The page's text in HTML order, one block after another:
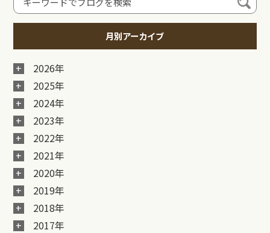
月別アーカイブ
2026年
2025年
2024年
2023年
2022年
2021年
2020年
2019年
2018年
2017年